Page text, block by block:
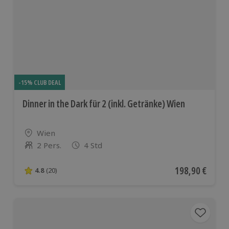
-15% CLUB DEAL
Dinner in the Dark für 2 (inkl. Getränke) Wien
Standort
Wien
Anzahl der Teilnehmer
2 Pers. 4 Std
4.8 von 5 Sternen basierend auf 20 Bewertungen
4.8 (20) Aktueller Preis
198,90 €